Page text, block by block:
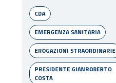
CDA
EMERGENZA SANITARIA
EROGAZIONI STRAORDINARIE
PRESIDENTE GIANROBERTO
COSTA